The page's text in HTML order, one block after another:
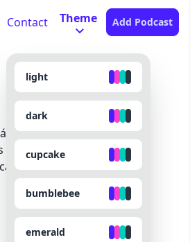
Contact Theme
light
dark
cupcake
bumblebee
emerald
Add Podcast
que suficiente para
queridos, trocarlo por
con hierros ardientes